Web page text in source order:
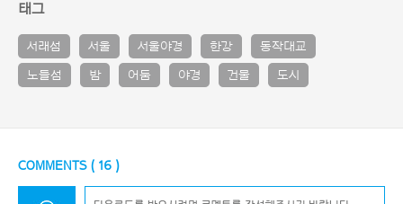
태그
서래섬 서울 서울야경 한강 동작대교
노들섬 밤 어둠 야경 건물 도시
COMMENTS ( 16 )